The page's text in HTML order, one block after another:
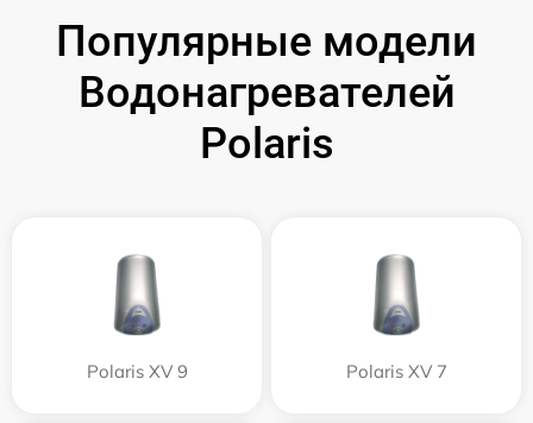
Популярные модели
Водонагревателей
Polaris
Polaris XV 9 Polaris XV 7